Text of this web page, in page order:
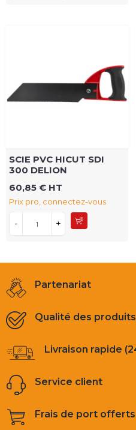
SCIE PVC HICUT SDI
300 DELION
60,85 € HT
Prix pro, connectez-vous
- +
Partenariat
Qualité des produits
Livraison rapide
Service client
Frais de port